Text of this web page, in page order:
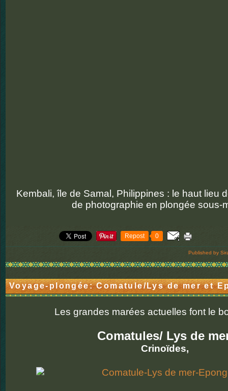
Kembali, île de Samal, Philippines : le haut lieu
de photographie en plongée sous-
Repost 0
Published by
Voyage-plongée: Comatule/Lys de mer et
Les grandes marées actuelles font le
Comatules/ Lys de
Crinoïdes,